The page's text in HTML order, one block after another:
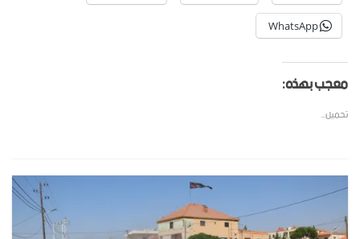
WhatsApp
معجب بهذه:
تحميل...